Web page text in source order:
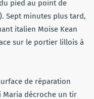
pied au point de
Sept minutes plus tard,
italien Moise Kean
sur le portier lillois à
de réparation
Maria décroche un tir